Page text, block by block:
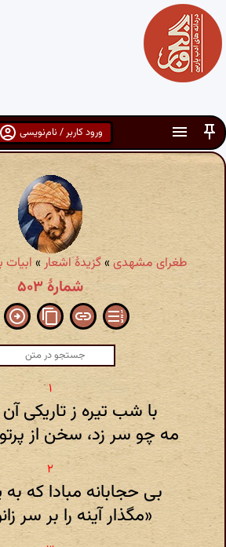
ورود کاربر / نام‌نویسی
طغرای مشهدی »گزیدهٔ اشعار»ابیات
شمارهٔ ۵۰۳
با شب تیره ز تاریکی
مه چو سر زد، سخن از
بی حجابانه مبادا که به
«مگذار آینه را بر سر